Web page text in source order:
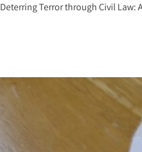
Deterring Terror through Civil Law: